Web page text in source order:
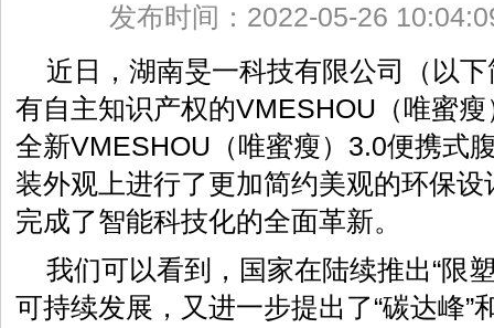
发布时间：2022-05-26
近日，湖南旻一科技有限公司（以
有自主知识产权的VMESHOU（唯蜜
全新VMESHOU（唯蜜瘦）3.0便携式
装外观上进行了更加简约美观的环保
完成了智能科技化的全面革新。
我们可以看到，国家在陆续推出“限
可持续发展，又进一步提出了“碳达峰”